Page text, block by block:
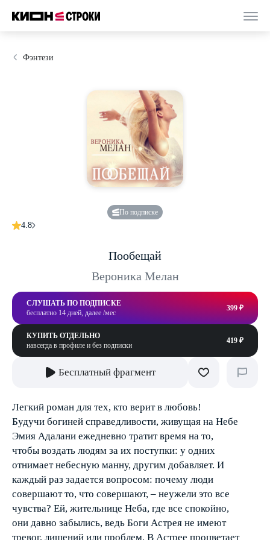
Фэнтези
По подписке
4.8
Пообещай
Вероника Мелан
СЛУШАТЬ ПО ПОДПИСКЕ
бесплатно 14 дней, далее /мес
399 ₽
КУПИТЬ ОТДЕЛЬНО
навсегда в профиле и без подписки
419 ₽
Бесплатный фрагмент
Легкий роман для тех, кто верит в любовь!
Будучи богиней справедливости, живущая на Небе
Эмия Адалани ежедневно тратит время на то,
чтобы воздать людям за их поступки: у одних
отнимает небесную манну, другим добавляет. И
каждый раз задается вопросом: почему люди
совершают то, что совершают, – неужели это все
чувства? Ей, жительнице Неба, где все спокойно,
они давно забылись, ведь Боги Астрея не имеют
тревог, лишений или проблем. В Астрее процветает